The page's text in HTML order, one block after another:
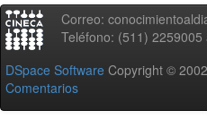
Correo:
Teléfono: (511) 2259005
DSpace Software Copyright ©
Comentarios